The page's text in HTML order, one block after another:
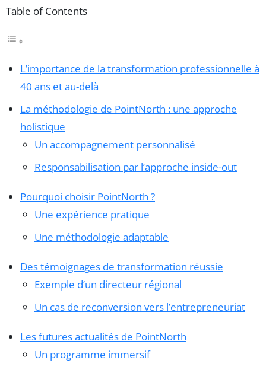
Table of Contents
L’importance de la transformation professionnelle à
40 ans et au-delà
La méthodologie de PointNorth : une approche
holistique
Un accompagnement personnalisé
Responsabilisation par l’approche inside-out
Pourquoi choisir PointNorth ?
Une expérience pratique
Une méthodologie adaptable
Des témoignages de transformation réussie
Exemple d’un directeur régional
Un cas de reconversion vers l’entrepreneuriat
Les futures actualités de PointNorth
Un programme immersif